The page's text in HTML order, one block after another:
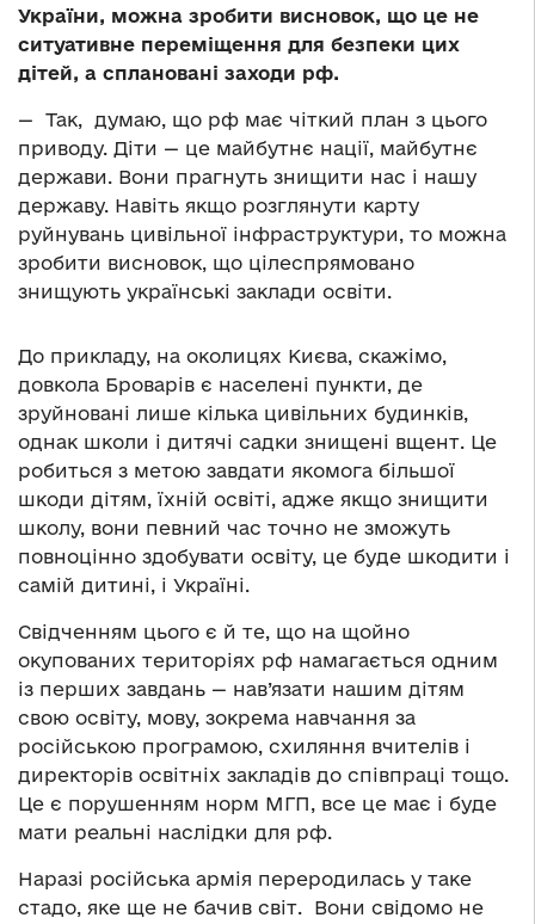
України, можна зробити висновок, що це не
ситуативне переміщення для безпеки цих
дітей, а сплановані заходи рф.
— Так, думаю, що рф має чіткий план з цього
приводу. Діти — це майбутнє нації, майбутнє
держави. Вони прагнуть знищити нас і нашу
державу. Навіть якщо розглянути карту
руйнувань цивільної інфраструктури, то можна
зробити висновок, що цілеспрямовано
знищують українські заклади освіти.
До прикладу, на околицях Києва, скажімо,
довкола Броварів є населені пункти, де
зруйновані лише кілька цивільних будинків,
однак школи і дитячі садки знищені вщент. Це
робиться з метою завдати якомога більшої
шкоди дітям, їхній освіті, адже якщо знищити
школу, вони певний час точно не зможуть
повноцінно здобувати освіту, це буде шкодити і
самій дитині, і Україні.
Свідченням цього є й те, що на щойно
окупованих територіях рф намагається одним
із перших завдань — нав’язати нашим дітям
свою освіту, мову, зокрема навчання за
російською програмою, схиляння вчителів і
директорів освітніх закладів до співпраці тощо.
Це є порушенням норм МГП, все це має і буде
мати реальні наслідки для рф.
Наразі російська армія переродилась у таке
стадо, яке ще не бачив світ. Вони свідомо не